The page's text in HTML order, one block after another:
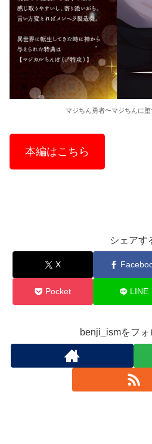
マジちん勇者〜マジちんに
本編はこちら
シェアす
X
Pocket LINE
benji_ismをフォ